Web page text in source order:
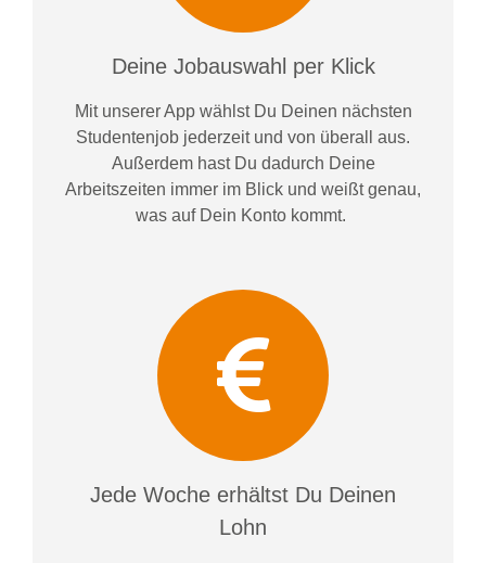
Deine Jobauswahl per Klick
Mit unserer App wählst Du Deinen nächsten
Studentenjob jederzeit und von überall aus.
Außerdem hast Du dadurch Deine
Arbeitszeiten immer im Blick und weißtgenau,
was auf Dein Konto kommt.
Jede Woche erhältst Du Deinen
Lohn